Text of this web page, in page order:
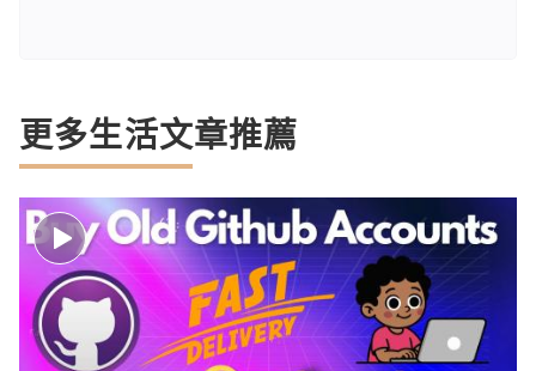
更多生活文章推薦